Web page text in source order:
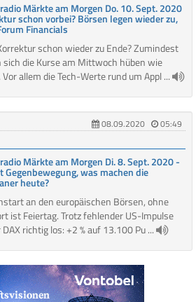
Märkte am Morgen Do. 10. Sept. 2020
schon vorbei? Börsen legen wieder zu,
Financials
schon wieder zu Ende? Zumindest
sich die Kurse am Mittwoch hüben wie
allem die Tech-Werte rund um Appl ...
08.09.2020
05:49
Märkte am Morgen Di. 8. Sept. 2020 -
Gegenbewegung, was machen die
heute?
an den europäischen Börsen, ohne
ist Feiertag. Trotz fehlender US-Impulse
richtig los: +2 % auf 13.100 Pu ...